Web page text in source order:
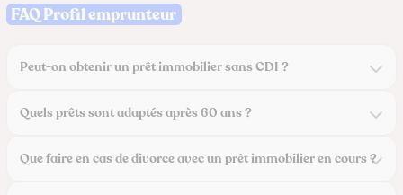
FAQ Profil emprunteur
Peut-on obtenir un prêt immobilier sans CDI ?
Quels prêts sont adaptés après 60 ans ?
Que faire en cas de divorce avec un prêt immobilier en cours ?